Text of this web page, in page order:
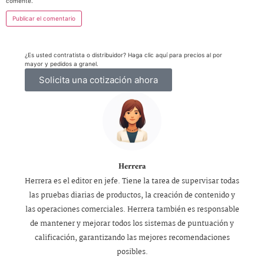
¿Es usted contratista o distribuidor? Haga clic aquí para precios al por
mayor y pedidos a granel.
Solicita una cotización ahora
Herrera
Herrera es el editor en jefe. Tiene la tarea de supervisar todas
las pruebas diarias de productos, la creación de contenido y
las operaciones comerciales. Herrera también es responsable
de mantener y mejorar todos los sistemas de puntuación y
calificación, garantizando las mejores recomendaciones
posibles.